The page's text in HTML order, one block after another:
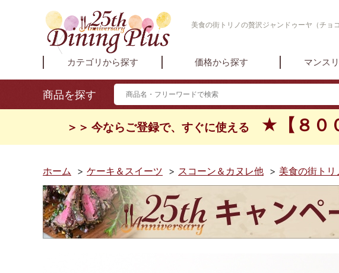
美食の街トリノの贅沢ジャンドゥーヤ（チ
カテゴリから探す 価格から探す マンス
商品を探す
＞＞ 今ならご登録で、すぐに使える ★【８０
ホーム > ケーキ＆スイーツ > スコーン＆カヌレ他 > 美食の街ト